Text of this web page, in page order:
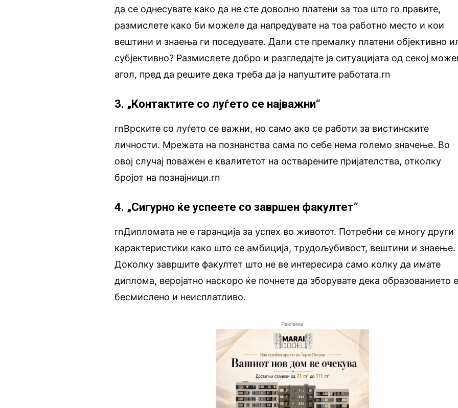
да се однесувате како да не сте доволно платени за тоа што го правите,
размислете како би можеле да напредувате на тоа работно место и кои
вештини и знаења ги поседувате. Дали сте премалку платени објективно
субјективно? Размислете добро и разгледајте ја ситуацијата од секој
агол, пред да решите дека треба да ја напуштите работата.rn
3. „Контактите со луѓето се најважни“
rnВрските со луѓето се важни, но само ако се работи за вистинските
личности. Мрежата на познанства сама по себе нема големо значење. Во
овој случај поважен е квалитетот на остварените пријателства, отколку
бројот на познајници.rn
4. „Сигурно ќе успеете со завршен факултет“
rnДипломата не е гаранција за успех во животот. Потребни се многу други
карактеристики како што се амбиција, трудољубивост, вештини и знаење.
Доколку завршите факултет што не ве интересира само колку да имате
диплома, веројатно наскоро ќе почнете да зборувате дека образованието
бесмислено и неисплатливо.
Реклама